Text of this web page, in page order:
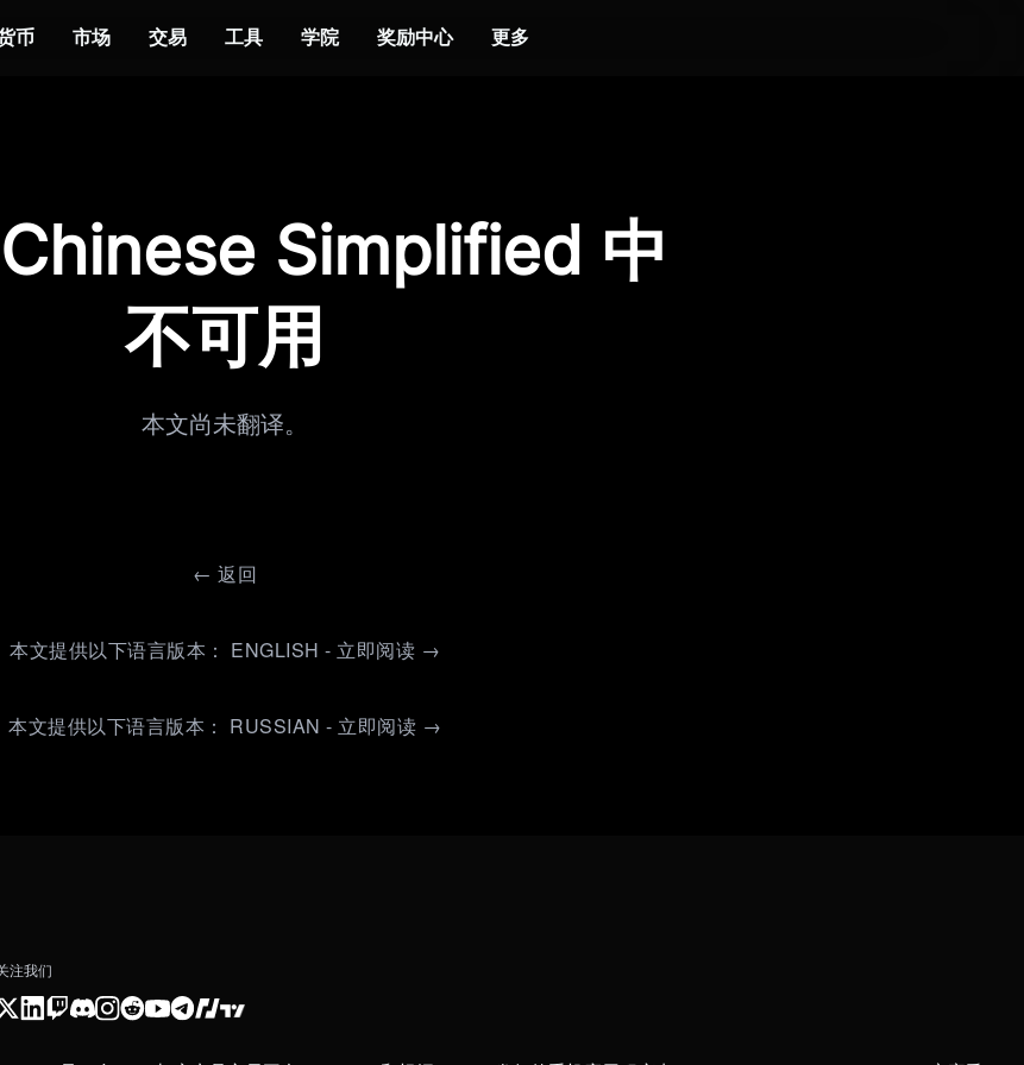
币 市场 交易 工具 学院 奖励中心 更多
Simplified 中
不可用
本文尚未翻译。
← 返回
本文提供以下语言版本： ENGLISH - 立即阅读 →
本文提供以下语言版本： RUSSIAN - 立即阅读 →
注我们